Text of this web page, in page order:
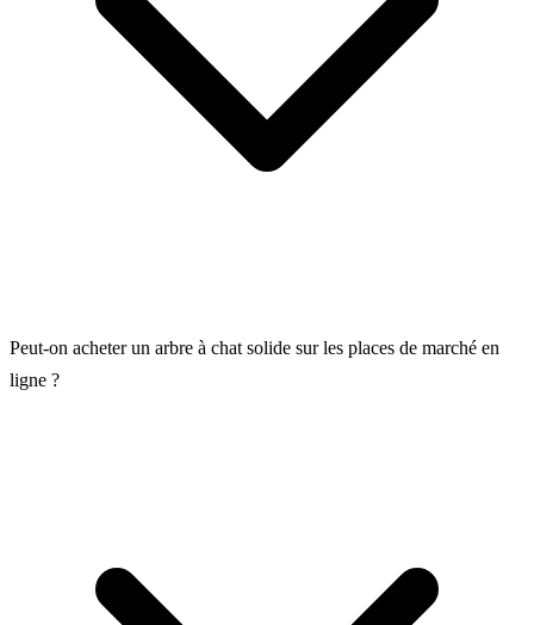
Peut-on acheter un arbre à chat solide sur les places de marché en
ligne ?